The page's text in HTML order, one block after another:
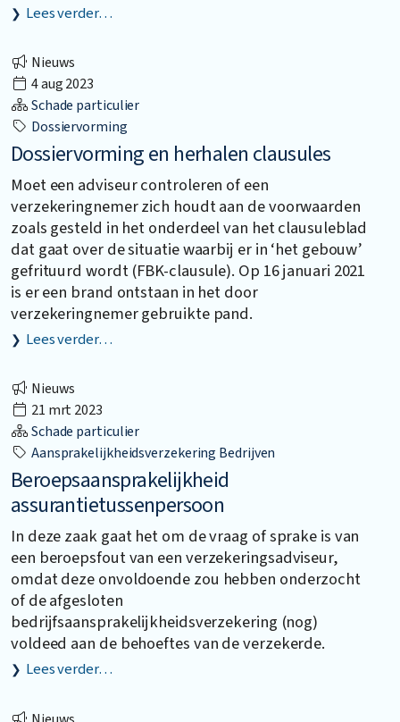
Lees verder…
Nieuws
4 aug 2023
Schade particulier
Dossiervorming
Dossiervorming en herhalen clausules
Moet een adviseur controleren of een
verzekeringnemer zich houdt aan de voorwaarden
zoals gesteld in het onderdeel van het clausuleblad
dat gaat over de situatie waarbij er in ‘het gebouw’
gefrituurd wordt (FBK-clausule). Op 16 januari 2021
is er een brand ontstaan in het door
verzekeringnemer gebruikte pand.
Lees verder…
Nieuws
21 mrt 2023
Schade particulier
Aansprakelijkheidsverzekering Bedrijven
Beroepsaansprakelijkheid
assurantietussenpersoon
In deze zaak gaat het om de vraag of sprake is van
een beroepsfout van een verzekeringsadviseur,
omdat deze onvoldoende zou hebben onderzocht
of de afgesloten
bedrijfsaansprakelijkheidsverzekering (nog)
voldeed aan de behoeftes van de verzekerde.
Lees verder…